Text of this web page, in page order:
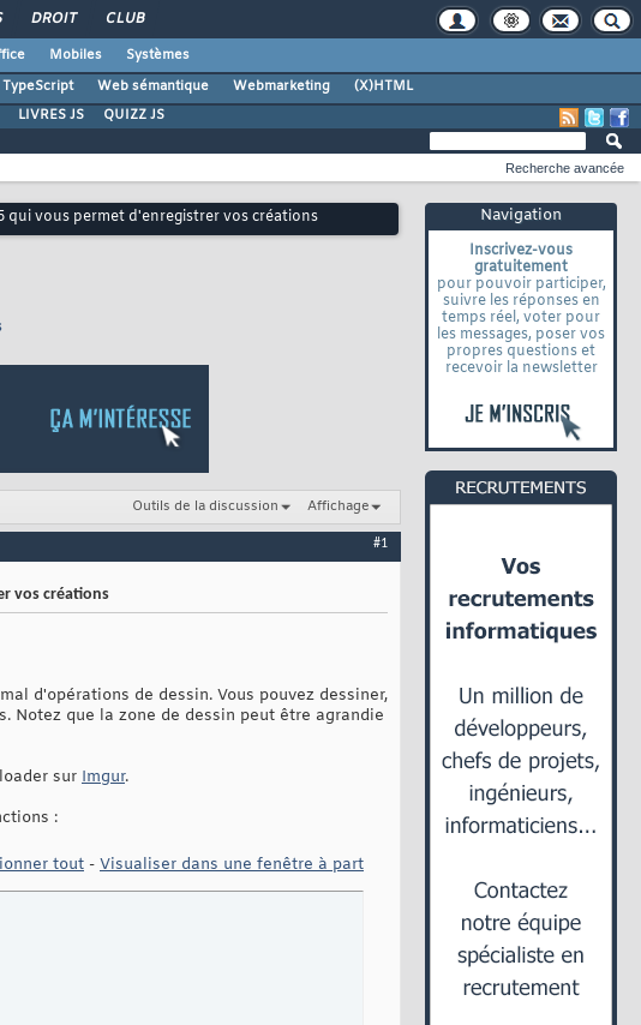
DROIT CLUB
Mobiles
Systèmes
TypeScript Web sémantique Webmarketing
(X)HTML
LIVRES JS QUIZZ JS
Navigation
Inscrivez-vous
gratuitement
pour pouvoir participer,
suivre les réponses en
temps réel, voter pour
les messages, poser vos
propres questions et
recevoir la newsletter
Recherche avancée
qui vous permet d'enregistrer vos créations
Outils de la discussion Affichage
#1
vos créations
d'opérations de dessin. Vous pouvez dessiner,
Notez que la zone de dessin peut être agrandie
sur Imgur.
:
tout - Visualiser dans une fenêtre à part